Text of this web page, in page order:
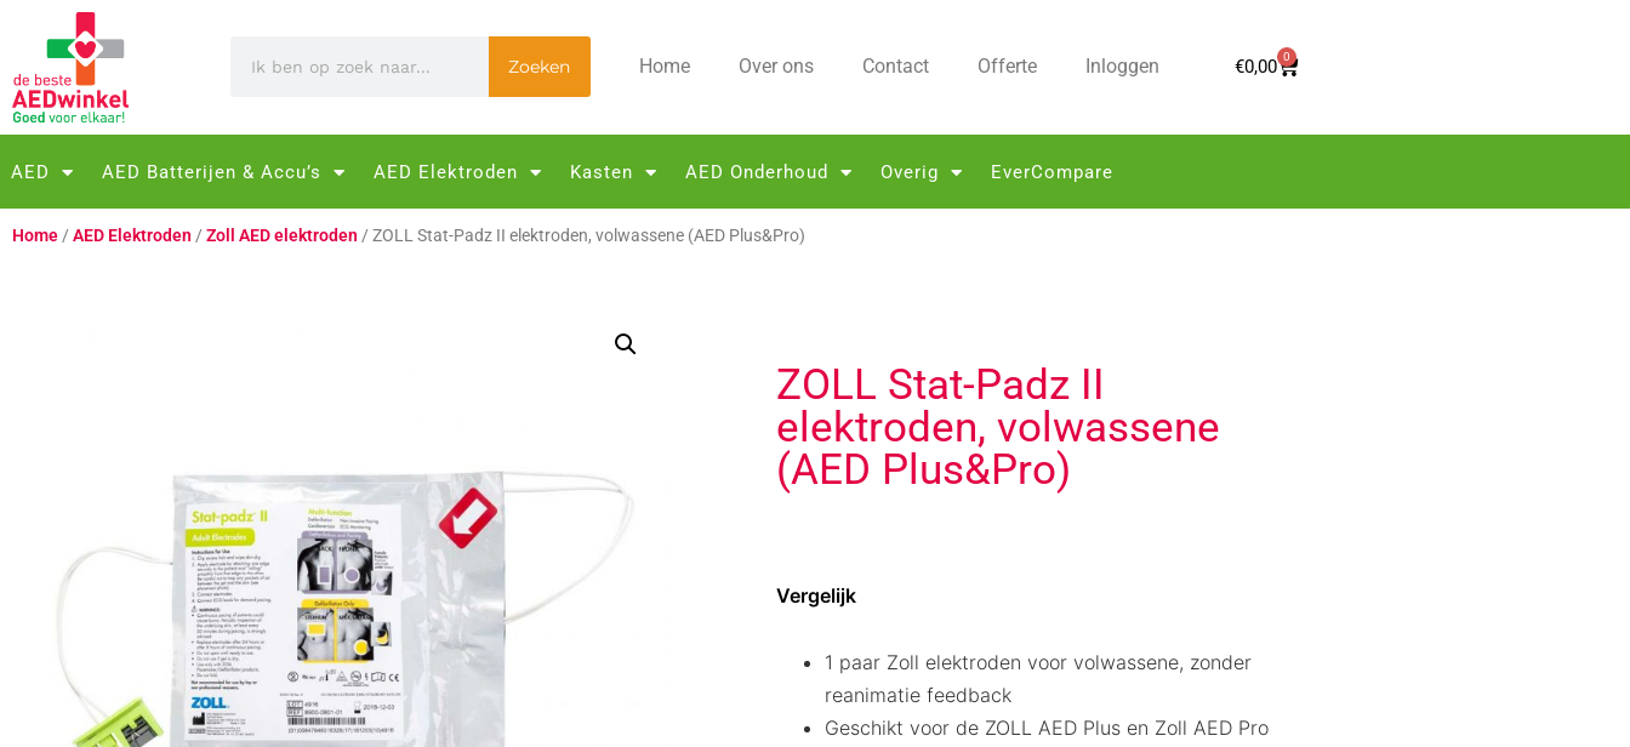
Zoeken Home Over ons Contact Offerte Inloggen €0,00 0
AED AED Batterijen & Accu’s AED Elektroden Kasten AED Onderhoud Overig EverCompare
Home / AED Elektroden / Zoll AED elektroden / ZOLL Stat-Padz II elektroden, volwassene (AED Plus&Pro)
ZOLL Stat-Padz II
elektroden, volwassene
(AED Plus&Pro)
Vergelijk
1 paar Zoll elektroden voor volwassene, zonder
reanimatie feedback
Geschikt voor de ZOLL AED Plus en Zoll AED Pro